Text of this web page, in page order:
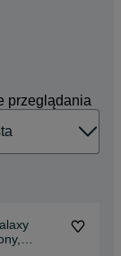
przeglądania